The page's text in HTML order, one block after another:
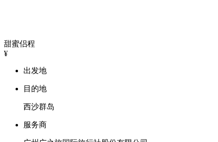
甜蜜侣程
¥
出发地
目的地
西沙群岛
服务商